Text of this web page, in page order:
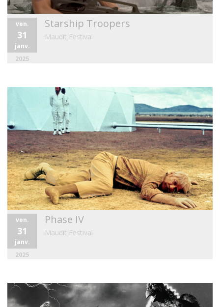
ven.
31
janv.
2025
Starship Troopers
Maudit Festival
ven.
31
janv.
2025
Phase IV
Maudit Festival